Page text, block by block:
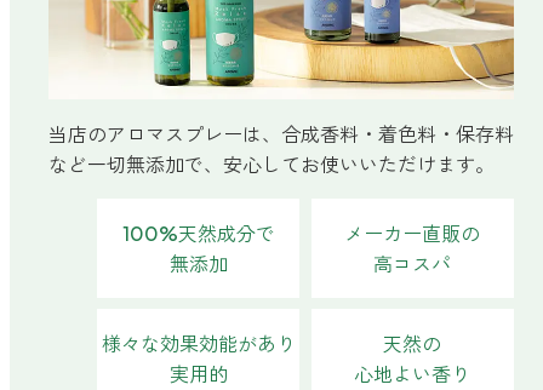
ベルガモット
レモンティー
マスク用
マスクフレッシュ
花粉対策
アンチ花粉
当店のアロマスプレーは、合成香料・着色料・保存料
など一切無添加で、安心してお使いいただけます。
100%天然成分で
無添加
メーカー直販の
高コスパ
様々な効果効能があり
実用的
天然の
心地よい香り